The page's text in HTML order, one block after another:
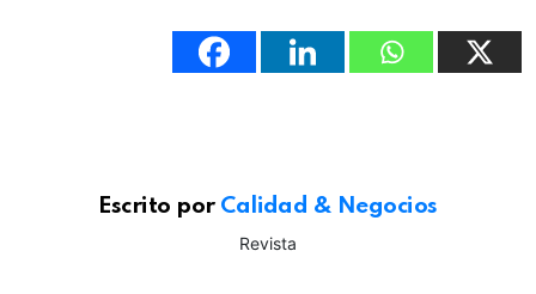
Escrito por Calidad & Negocios
Revista